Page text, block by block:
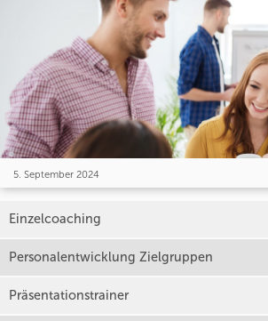
5. September 2024
Einzelcoaching
Personalentwicklung Zielgruppen
Präsentationstrainer